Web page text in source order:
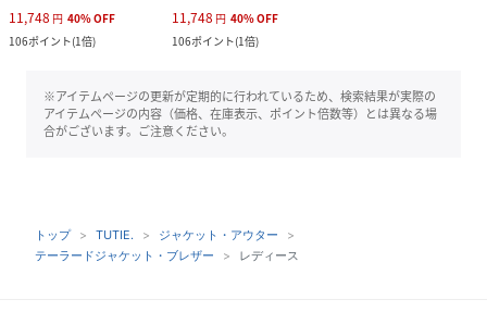
11,748 円 40%OFF
106ポイント(1倍)
11,748 円 40%OFF
106ポイント(1倍)
※アイテムページの更新が定期的に行われているため、検索結果が実際の
アイテムページの内容（価格、在庫表示、ポイント倍数等）とは異なる場
合がございます。ご注意ください。
トップ TUTIE.
ジャケット・アウター
テーラードジャケット・ブレザー
レディース